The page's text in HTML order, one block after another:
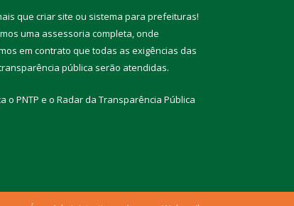
que criar site ou sistema para prefeituras!
uma assessoria completa, onde
em contrato que todas as exigências das
pública serão atendidas.
o PNTP e o Radar da Transparência Pública